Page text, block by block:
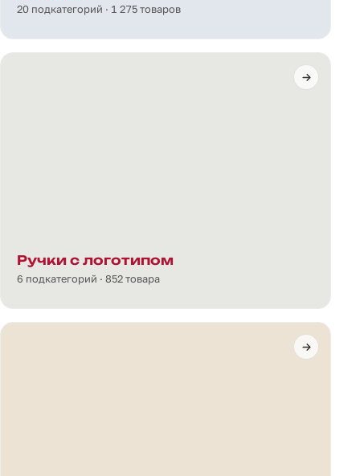
20 подкатегорий · 1 275 товаров
Ручки с логотипом
6 подкатегорий · 852 товара